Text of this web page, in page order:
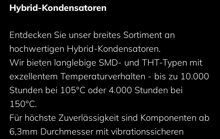
Hybrid-Kondensatoren
Entdecken Sie unser breites Sortiment an
hochwertigen Hybrid-Kondensatoren.
Wir bieten langlebige SMD- und THT-Typen mit
exzellentem Temperaturverhalten - bis zu 10.000
Stunden bei 105°C oder 4.000 Stunden bei
150°C.
Für höchste Zuverlässigkeit sind Komponenten ab
6,3mm Durchmesser mit vibrationssicheren